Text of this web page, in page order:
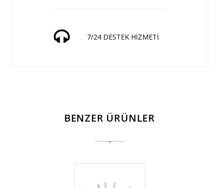
7/24 DESTEK HİZMETİ
BENZER ÜRÜNLER